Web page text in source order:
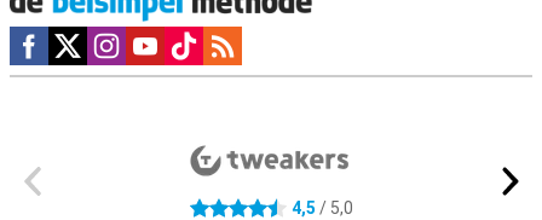
Social media
4.5 sterren 4,5 / 5,0